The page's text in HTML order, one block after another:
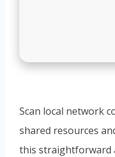
Scan local network
shared resources
this straightforward